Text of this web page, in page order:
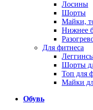
Лосины
Шорты
Майки,
Нижнее
Для фитнеса
Шорты
Топ для
Майки
Обувь